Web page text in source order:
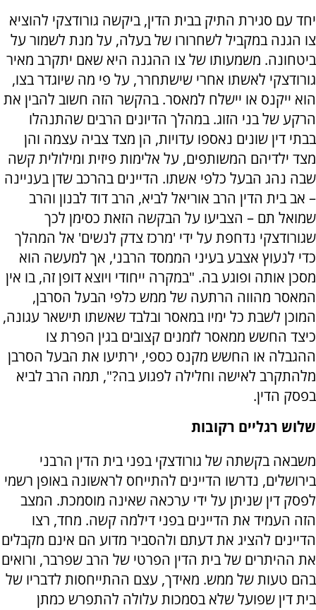
יחד עם סגירת התיק בבית הדין, ביקשה גורודצקי להוציא
צו הגנה במקביל לשחרורו של בעלה, על מנת לשמור על
ביטחונה. משמעותו של צו ההגנה היא שאם יתקרב מאיר
גורודצקי לאשתו אחרי שישתחרר, על פי מה שיוגדר בצו,
הוא ייקנס או יישלח למאסר. בהקשר הזה חשוב להבין את
הרקע של בני הזוג. במהלך הדיונים הרבים שהתנהלו
בבתי דין שונים נאספו עדויות, הן מצד צביה עצמה והן
מצד ילדיהם המשותפים, על אלימות פיזית ומילולית קשה
שבה נהג הבעל כלפי אשתו. הדיינים בהרכב שדן בעניינה
– אב בית הדין הרב אוריאל לביא, הרב דוד לבנון והרב
שמואל תם – הצביעו על הבקשה הזאת כסימן לכך
שגורודצקי נדחפת על ידי 'מרכז צדק לנשים' אל המהלך
כדי לנעוץ אצבע בעיני הממסד הרבני, אך למעשה הוא
מסכן אותה ופוגע בה. "במקרה ייחודי ויוצא דופן זה, בו אין
המאסר מהווה הרתעה של ממש כלפי הבעל הסרבן,
המוכן לשבת כל ימיו במאסר ובלבד שאשתו תישאר עגונה,
כיצד החשש ממאסר לזמנים קצובים בגין הפרת צו
ההגבלה או החשש מקנס כספי, ירתיעו את הבעל הסרבן
מלהתקרב לאישה וחלילה לפגוע בה?", תמה הרב לביא
בפסק הדין.
שלוש רגליים רקובות
משבאה בקשתה של גורודצקי בפני בית הדין הרבני
בירושלים, נדרשו הדיינים להתייחס לראשונה באופן רשמי
לפסק דין שניתן על ידי ערכאה שאינה מוסמכת. המצב
הזה העמיד את הדיינים בפני דילמה קשה. מחד, רצו
הדיינים להציג את דעתם ולהסביר מדוע הם אינם מקבלים
את ההיתרים של בית הדין הפרטי של הרב שפרבר, ורואים
בהם טעות של ממש. מאידך, עצם ההתייחסות לדבריו של
בית דין שפועל שלא בסמכות עלולה להתפרש כמתן